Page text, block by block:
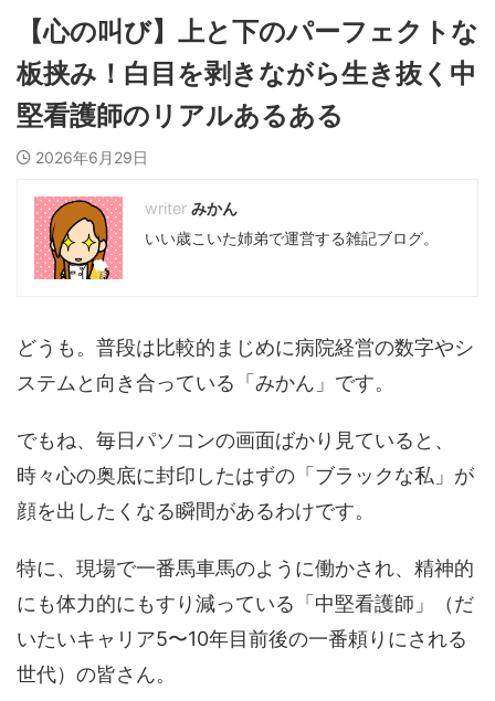
【心の叫び】上と下のパーフェクトな
板挟み！白目を剥きながら生き抜く中
堅看護師のリアルあるある
2026年6月29日
みかん
いい歳こいた姉弟で運営する雑記ブログ。
どうも。普段は比較的まじめに病院経営の数字やシ
ステムと向き合っている「みかん」です。
でもね、毎日パソコンの画面ばかり見ていると、
時々心の奥底に封印したはずの「ブラックな私」が
顔を出したくなる瞬間があるわけです。
特に、現場で一番馬車馬のように働かされ、精神的
にも体力的にもすり減っている「中堅看護師」（だ
いたいキャリア5〜10年目前後の一番頼りにされる
世代）の皆さん。